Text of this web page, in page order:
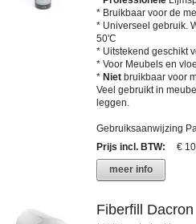
* Bruikbaar voor de
* Universeel gebruik.
50'C
* Uitstekend geschikt
* Voor Meubels en
* Niet bruikbaar voor
Veel gebruikt in
leggen.
Gebruiksaanwijzing
Prijs incl. BTW:
€
meer info
Fiberfill Dacron